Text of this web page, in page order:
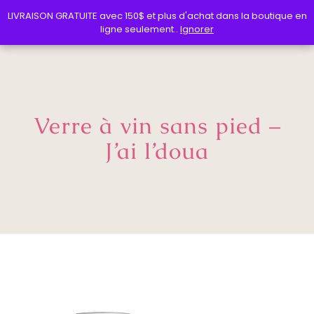
Verre à vin sans pied –
J’ai l’doua
LIVRAISON GRATUITE avec 150$ et plus d'achat dans la boutique en
ligne seulement.. Ignorer
LIVRAISON GRATUITE avec 150$ et plus d'achat dans la boutique en
ligne seulement.. Ignorer